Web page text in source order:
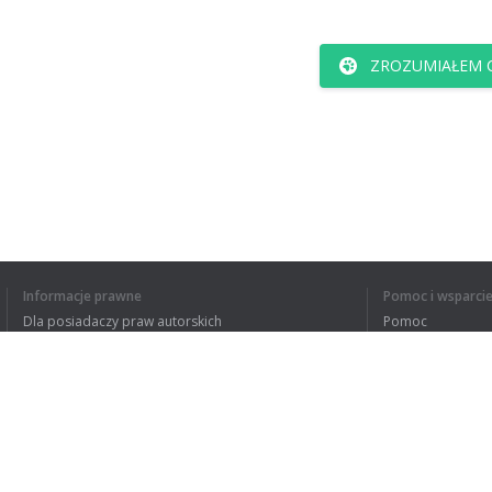
ZROZUMIAŁEM
Informacje prawne
Dla posiadaczy praw autorskich
Pomoc i wsparcie
Pomoc